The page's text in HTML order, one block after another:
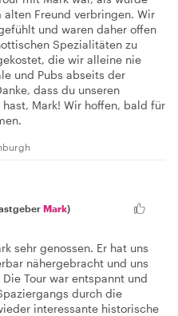
Freund verbringen. Wir
und waren daher offen
Spezialitäten zu
die wir alleine nie
und Pubs abseits der
dass du unseren
Mark! Wir hoffen, bald für
Mark)
sehr genossen. Er hat uns
nähergebracht und uns
Tour war entspannt und
durch die
interessante historische